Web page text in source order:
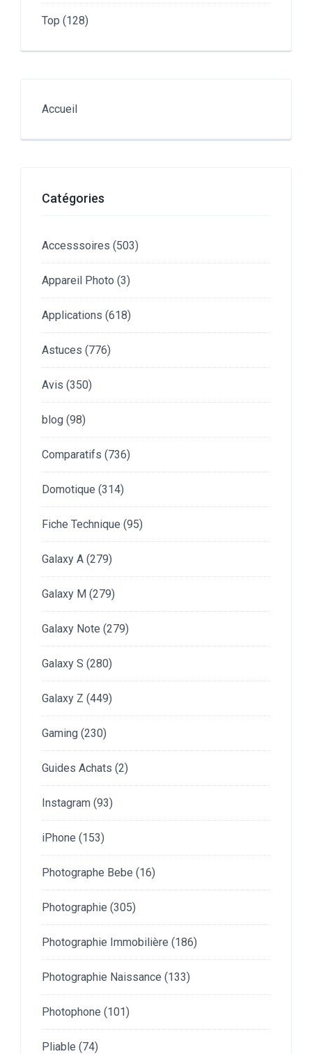
Top (128)
Accueil
Catégories
Accesssoires (503)
Appareil Photo (3)
Applications (618)
Astuces (776)
Avis (350)
blog (98)
Comparatifs (736)
Domotique (314)
Fiche Technique (95)
Galaxy A (279)
Galaxy M (279)
Galaxy Note (279)
Galaxy S (280)
Galaxy Z (449)
Gaming (230)
Guides Achats (2)
Instagram (93)
iPhone (153)
Photographe Bebe (16)
Photographie (305)
Photographie Immobilière (186)
Photographie Naissance (133)
Photophone (101)
Pliable (74)